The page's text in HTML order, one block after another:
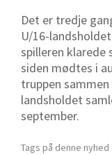
Det er tredje
U/16-
spilleren
siden mødtes i
truppen
landsholdet
september.
Tags på denne nyhed